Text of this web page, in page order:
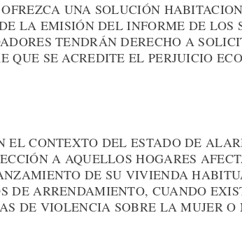
UNA SOLUCIÓN
LA EMISIÓN DEL INFORME DE LOS
TENDRÁN DERECHO A
QUE SE ACREDITE EL PERJUICIO
EL CONTEXTO DEL ESTADO DE
A AQUELLOS HOGARES
DE SU VIVIENDA
DE ARRENDAMIENTO, CUANDO
DE VIOLENCIA SOBRE LA MUJER O